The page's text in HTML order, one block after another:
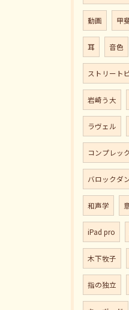
動画 甲
耳 音色
ストリート
岩崎う大
ラヴェル
コンプレッ
バロックダ
和声学
iPad pro
木下牧子
指の独立